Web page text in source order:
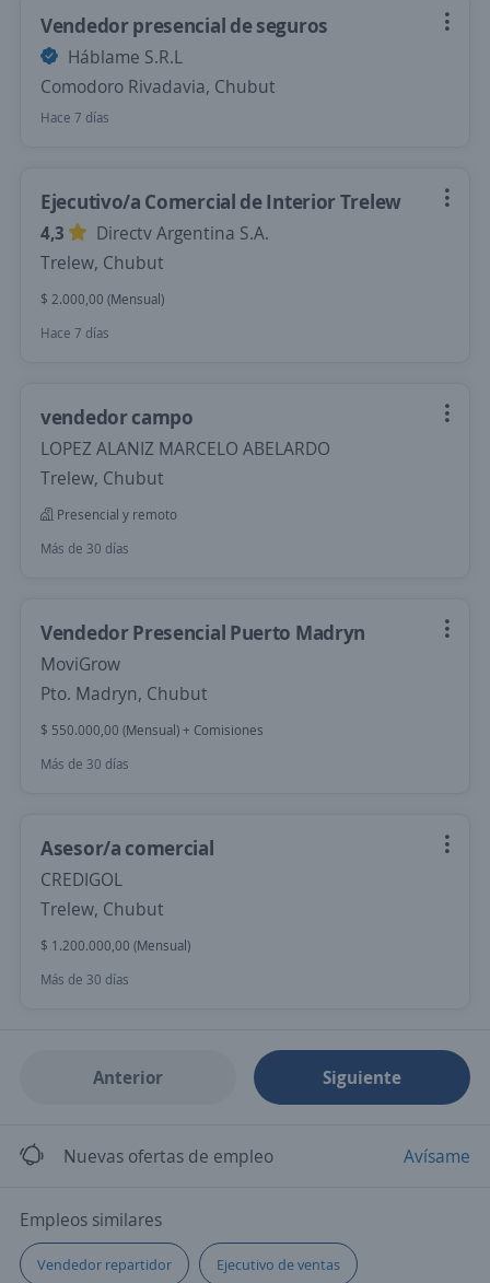
Vendedor presencial de seguros
Háblame S.R.L
Comodoro Rivadavia, Chubut
Hace 7 días
Ejecutivo/a Comercial de Interior Trelew
4,3
Directv Argentina S.A.
Trelew, Chubut
$ 2.000,00 (Mensual)
Hace 7 días
vendedor campo
LOPEZ ALANIZ MARCELO ABELARDO
Trelew, Chubut
Presencial y remoto
Más de 30 días
Vendedor Presencial Puerto Madryn
MoviGrow
Pto. Madryn, Chubut
$ 550.000,00 (Mensual) + Comisiones
Más de 30 días
Asesor/a comercial
CREDIGOL
Trelew, Chubut
$ 1.200.000,00 (Mensual)
Más de 30 días
Anterior Siguiente
Nuevas ofertas de empleo Avísame
Empleos similares
Vendedor repartidor Ejecutivo de ventas